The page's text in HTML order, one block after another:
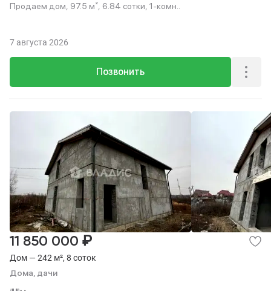
Продаем дом, 97.5 м², 6.84 сотки, 1-комн..
Позвонить
7 августа 2026
Дом — 242 м², 8 соток
Дома, дачи
11 850 000 ₽